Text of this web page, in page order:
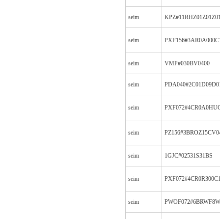
seim
seim
seim VMP#030BV0400
seim
seim
seim
seim 1GJC#02531S31BS
seim
seim